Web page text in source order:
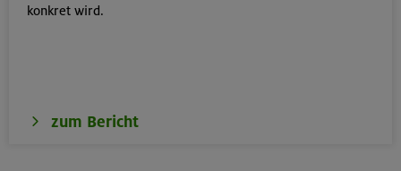
konkret wird.
zum Bericht